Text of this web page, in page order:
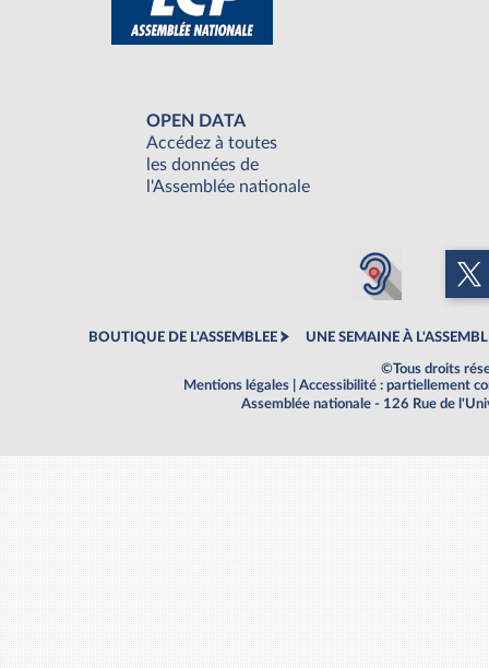
OPEN DATA
Accédez à toutes
les données de
l'Assemblée nationale
BOUTIQUE DE L'ASSEMBLEE UNE SEMAINE À
©Tous droits
Mentions légales
Accessibilité : partiellement
Assemblée nationale - 126 Rue de